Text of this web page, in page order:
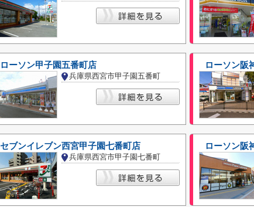
ローソン甲子園五番町店
兵庫県西宮市甲子園五番町
ローソン阪
セブンイレブン西宮甲子園七番町店
兵庫県西宮市甲子園七番町
ローソン阪